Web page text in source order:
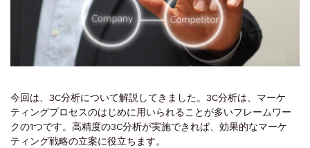
今回は、3C分析について解説してきました。3C分析は、マーケ
ティングプロセスのはじめに用いられることが多いフレームワー
クの1つです。高精度の3C分析が実施できれば、効果的なマーケ
ティング戦略の立案に役立ちます。